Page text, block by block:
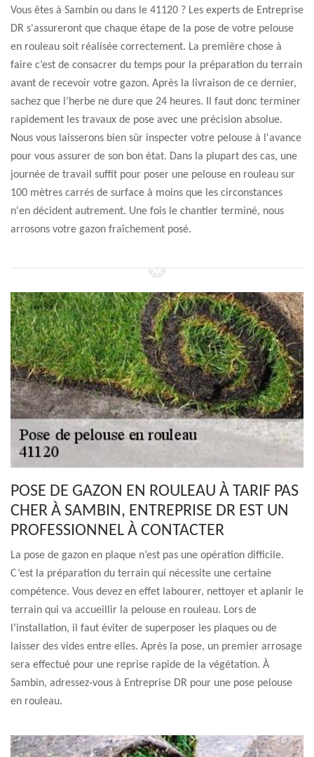
Vous êtes à Sambin ou dans le 41120 ? Les experts de Entreprise
DR s'assureront que chaque étape de la pose de votre pelouse
en rouleau soit réalisée correctement. La première chose à
faire c’est de consacrer du temps pour la préparation du terrain
avant de recevoir votre gazon. Après la livraison de ce dernier,
sachez que l’herbe ne dure que 24 heures. Il faut donc terminer
rapidement les travaux de pose avec une précision absolue.
Nous vous laisserons bien sûr inspecter votre pelouse à l'avance
pour vous assurer de son bon état. Dans la plupart des cas, une
journée de travail suffit pour poser une pelouse en rouleau sur
100 mètres carrés de surface à moins que les circonstances
n'en décident autrement. Une fois le chantier terminé, nous
arrosons votre gazon fraîchement posé.
POSE DE GAZON EN ROULEAU À TARIF PAS
CHER À SAMBIN, ENTREPRISE DR EST UN
PROFESSIONNEL À CONTACTER
La pose de gazon en plaque n’est pas une opération difficile.
C’est la préparation du terrain qui nécessite une certaine
compétence. Vous devez en effet labourer, nettoyer et aplanir le
terrain qui va accueillir la pelouse en rouleau. Lors de
l’installation, il faut éviter de superposer les plaques ou de
laisser des vides entre elles. Après la pose, un premier arrosage
sera effectué pour une reprise rapide de la végétation. À
Sambin, adressez-vous à Entreprise DR pour une pose pelouse
en rouleau.